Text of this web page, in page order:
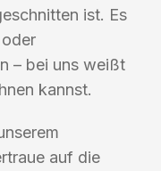
ist. Es
– bei uns weißt
kannst.
auf die